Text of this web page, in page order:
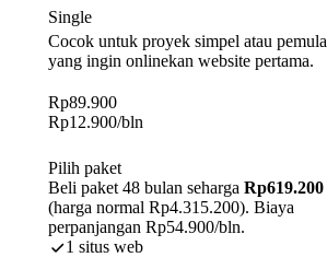
Single
Cocok untuk proyek simpel atau pemula
yang ingin onlinekan website pertama.
Rp89.900
Rp12.900/bln
Pilih paket
Beli paket 48 bulan seharga Rp619.200
(harga normal Rp4.315.200). Biaya
perpanjangan Rp54.900/bln.
1 situs web